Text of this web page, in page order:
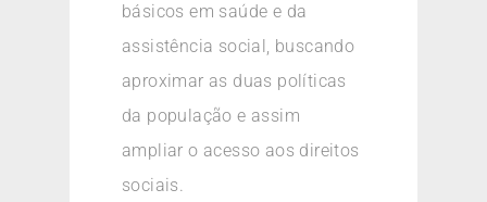
básicos em saúde e da
assistência social, buscando
aproximar as duas políticas
da população e assim
ampliar o acesso aos direitos
sociais.